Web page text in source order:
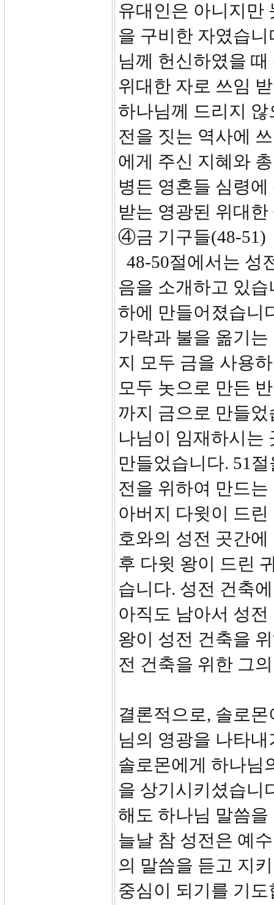
유대인은 아니지만
을 구비한 자였습
님께 헌신하였을
위대한 자로 쓰임
하나님께 드리지
전을 짓는 역사에
에게 주신 지혜와
병든 영혼들 심령
받는 영광된 위대
④금 기구들(48-51)
48-50절에서는 성
음을 소개하고 있
하에 만들어졌습니
가락과 불을 옮기
지 모두 금을 사용
모두 놋으로 만든
까지 금으로 만들
나님이 임재하시는
만들었습니다. 51
전을 위하여 만드
아버지 다윗이 드
호와의 성전 곳간
후 다윗 왕이 드린
습니다. 성전 건축
아직도 남아서 성
왕이 성전 건축을
전 건축을 위한 그
결론적으로, 솔로
님의 영광을 나타
솔로몬에게 하나님
을 상기시키셨습니
해도 하나님 말씀
늘날 참 성전은 예
의 말씀을 듣고 지
중심이 되기를 기